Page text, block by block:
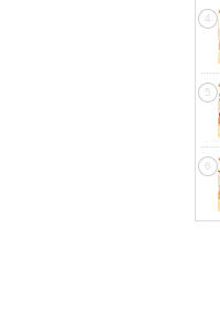
4
5
6